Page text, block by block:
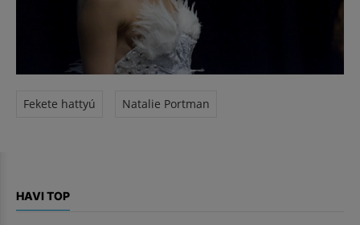
Fekete hattyú Natalie Portman
HAVI TOP